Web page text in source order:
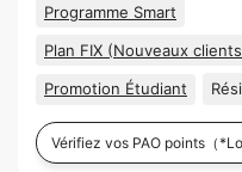
Programme Smart
Plan FIX (Nouveaux
Promotion Étudiant
Vérifiez vos PAO points （